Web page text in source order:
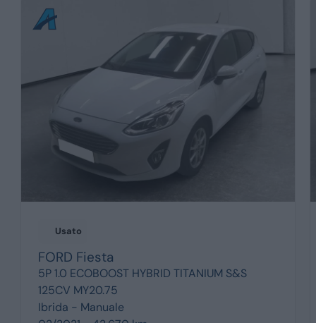
Usato
FORD Fiesta
5P 1.0 ECOBOOST HYBRID TITANIUM S&S
125CV MY20.75
Ibrida - Manuale